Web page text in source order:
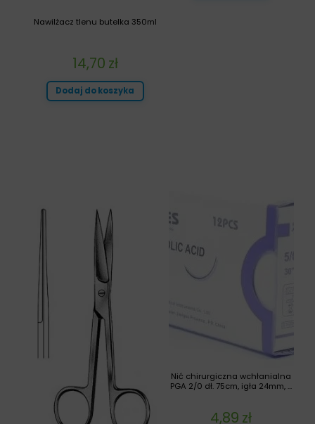
Nawilżacz tlenu butelka 350ml
14,70 zł
Dodaj do koszyka
Nić chirurgiczna wchłanialna
PGA 2/0 dł. 75cm, igła 24mm, ...
4,89 zł